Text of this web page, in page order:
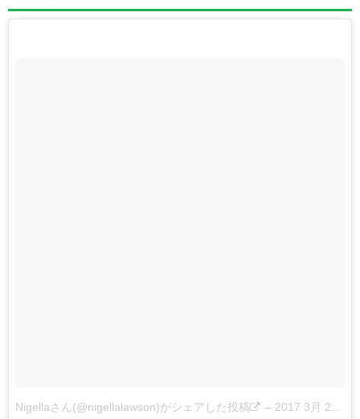
Nigellaさん(@nigellalawson)がシェアした投稿 – 2017 3月 27 6:18午前 PDT